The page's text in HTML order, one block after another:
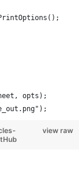
opts);
view raw